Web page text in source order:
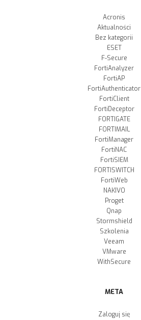
Acronis
Aktualności
Bez kategorii
ESET
F-Secure
FortiAnalyzer
FortiAP
FortiAuthenticator
FortiClient
FortiDeceptor
FORTIGATE
FORTIMAIL
FortiManager
FortiNAC
FortiSIEM
FORTISWITCH
FortiWeb
NAKIVO
Proget
Qnap
Stormshield
Szkolenia
Veeam
VMware
WithSecure
META
Zaloguj się